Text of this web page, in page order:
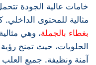
خامات عالية الجودة
مثالية للمحتوى الداخلي.
بغطاء بالجملة، وهي
الحلويات، حيث تمنح
آمنة ونظيفة. جميع